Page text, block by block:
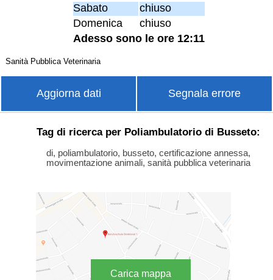
Sabato
chiuso
Domenica
chiuso
Adesso sono le ore 12:11
Sanità Pubblica Veterinaria
Aggiorna dati Segnala errore
Tag di ricerca per Poliambulatorio di Busseto:
di, poliambulatorio, busseto, certificazione annessa,
movimentazione animali, sanità pubblica veterinaria
Carica mappa